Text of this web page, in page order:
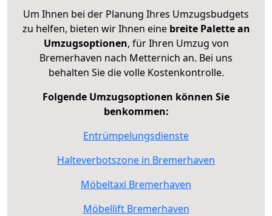
Um Ihnen bei der Planung Ihres Umzugsbudgets
zu helfen, bieten wir Ihnen eine breite Palette an
Umzugsoptionen, für Ihren Umzug von
Bremerhaven nach Metternich an. Bei uns
behalten Sie die volle Kostenkontrolle.
Folgende Umzugsoptionen können Sie
benkommen:
Entrümpelungsdienste
Halteverbotszone in Bremerhaven
Möbeltaxi Bremerhaven
Möbellift Bremerhaven